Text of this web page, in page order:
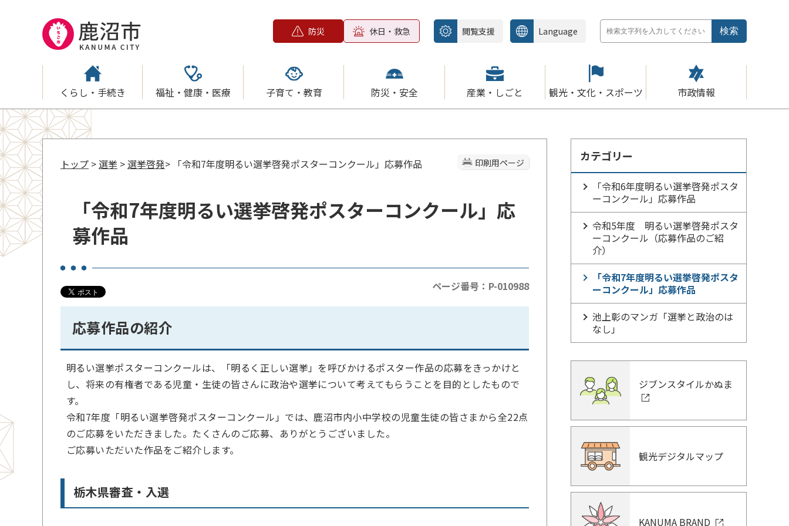
防災 休日・救急 閲覧支援 Language
くらし・手続き 福祉・健康・医療 子育て・教育 防災・安全 産業・しごと 観光・文化・スポーツ 市政情報
印刷用ページ
トップ > 選挙 > 選挙啓発> 「令和7年度明るい選挙啓発ポスターコンクール」応募作品
「令和7年度明るい選挙啓発ポスターコンクール」応
募作品
ページ番号：P-010988
応募作品の紹介
明るい選挙ポスターコンクールは、「明るく正しい選挙」を呼びかけるポスター作品の応募をきっかけと
し、将来の有権者である児童・生徒の皆さんに政治や選挙について考えてもらうことを目的としたもので
す。
令和7年度「明るい選挙啓発ポスターコンクール」では、鹿沼市内小中学校の児童生徒の皆さまから全22点
のご応募をいただきました。たくさんのご応募、ありがとうございました。
ご応募いただいた作品をご紹介します。
栃木県審査・入選
カテゴリー
「令和6年度明るい選挙啓発ポスタ
ーコンクール」応募作品
令和5年度 明るい選挙啓発ポスタ
ーコンクール（応募作品のご紹
介）
「令和7年度明るい選挙啓発ポスタ
ーコンクール」応募作品
池上彰のマンガ「選挙と政治のは
なし」
ジブンスタイルかぬま
観光デジタルマップ
KANUMA BRAND